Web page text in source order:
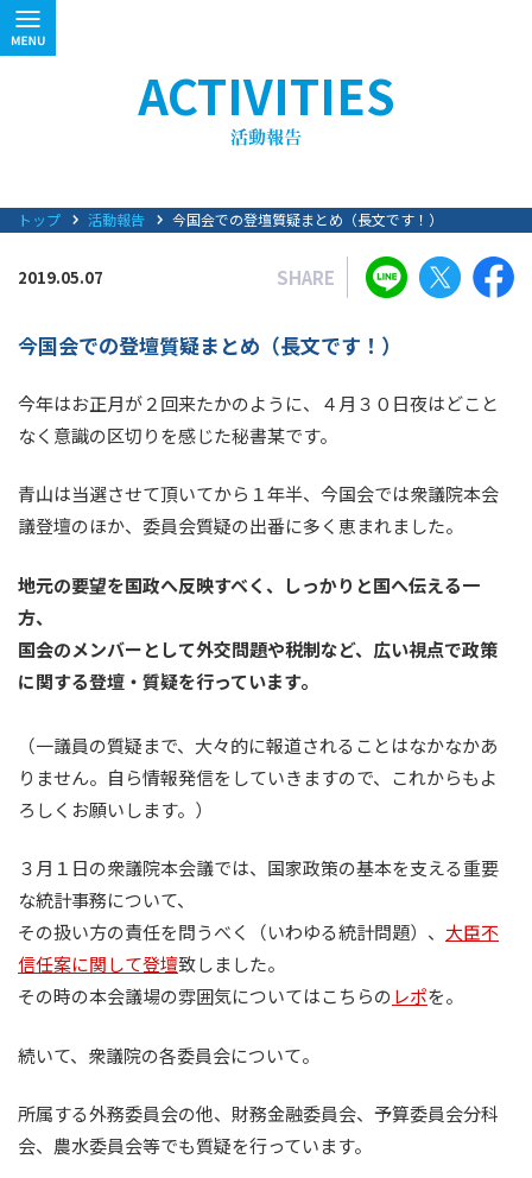
ACTIVITIES
トップ 活動報告 今国会での登壇質疑まとめ（長文です！）
2019.05.07 SHARE
今国会での登壇質疑まとめ（長文です！）
今年はお正月が２回来たかのように、４月３０日夜はどこと
なく意識の区切りを感じた秘書某です。
青山は当選させて頂いてから１年半、今国会では衆議院本会
議登壇のほか、委員会質疑の出番に多く恵まれました。
地元の要望を国政へ反映すべく、しっかりと国へ伝える一
方、
国会のメンバーとして外交問題や税制など、広い視点で政策
に関する登壇・質疑を行っています。
（一議員の質疑まで、大々的に報道されることはなかなかあ
りません。自ら情報発信をしていきますので、これからもよ
ろしくお願いします。）
３月１日の衆議院本会議では、国家政策の基本を支える重要
な統計事務について、
その扱い方の責任を問うべく（いわゆる統計問題）、 大臣不
信任案に関して登壇致しました。
その時の本会議場の雰囲気についてはこちらのレポを。
続いて、衆議院の各委員会について。
所属する外務委員会の他、財務金融委員会、予算委員会分科
会、農水委員会等でも質疑を行っています。